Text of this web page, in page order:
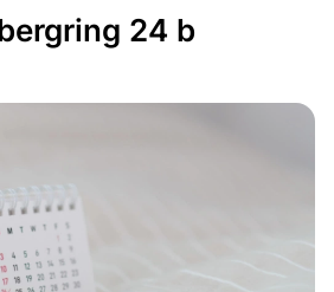
24 b